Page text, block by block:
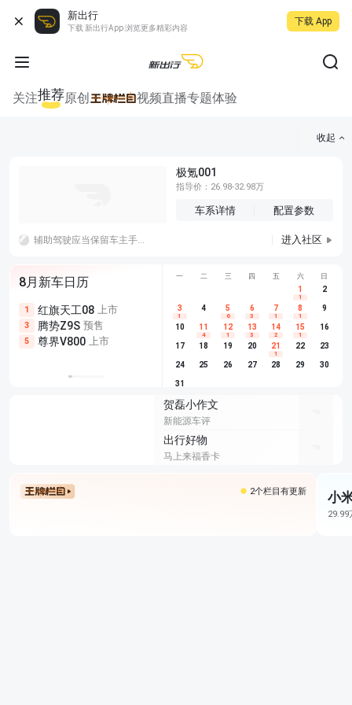
新出行
下载 新出行App 浏览更多精彩内容
下载 App
关注推荐原创 视频直播专题体验
收起
极氪001
指导价：26.98-32.98万
车系详情 配置参数
辅助驾驶应当保留车主手动调速权限，因为机器判断的最优车速不等于用户的实际路况体感 进入社区
8月新车日历
1 红旗天工08 上市
3 腾势Z9S 预售
5 尊界V800 上市
尊界V680 上市
享界G9 预售
别克至境L7 预售
埃安
长城H10
深蓝S05
一 二 三 四 五 六 日
1
1
2
3
1
4 5
6
6
3
7
1
8
1
9
10 11
4
12
1
13
3
14
2
15
1
16
17 18 19 20 21
1
22 23
24 25 26 27 28 29 30
31
贺磊小作文
新能源车评
出行好物
马上来福香卡
2个栏目有更新 小
29.99